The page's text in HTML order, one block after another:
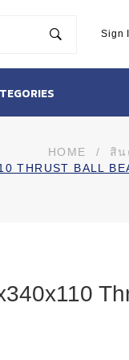
Sign
HOME / สิน
THRUST BALL